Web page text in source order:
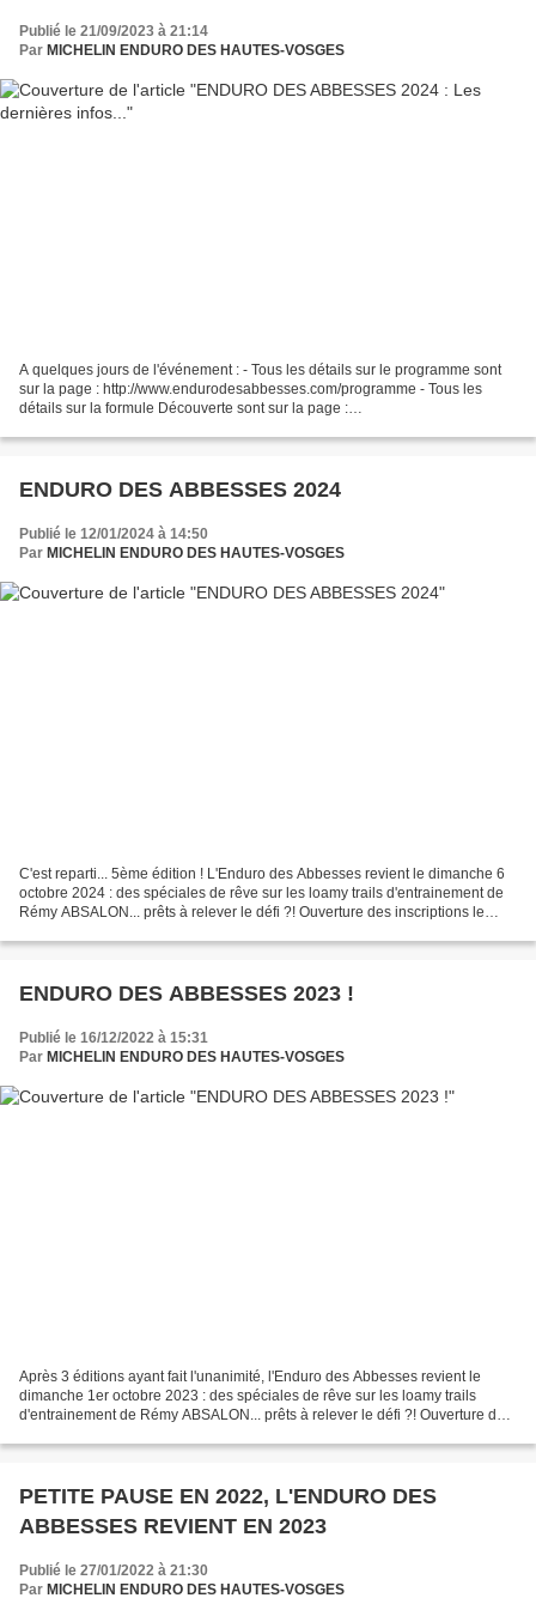
Publié le 21/09/2023 à 21:14
Par MICHELIN ENDURO DES HAUTES-VOSGES
A quelques jours de l'événement : - Tous les détails sur le programme sont
sur la page : http://www.endurodesabbesses.com/programme - Tous les
détails sur la formule Découverte sont sur la page :
ENDURO DES ABBESSES 2024
Publié le 12/01/2024 à 14:50
Par MICHELIN ENDURO DES HAUTES-VOSGES
C'est reparti... 5ème édition ! L'Enduro des Abbesses revient le dimanche 6
octobre 2024 : des spéciales de rêve sur les loamy trails d'entrainement de
Rémy ABSALON... prêts à relever le défi ?! Ouverture des inscriptions le
ENDURO DES ABBESSES 2023 !
Publié le 16/12/2022 à 15:31
Par MICHELIN ENDURO DES HAUTES-VOSGES
Après 3 éditions ayant fait l'unanimité, l'Enduro des Abbesses revient le
dimanche 1er octobre 2023 : des spéciales de rêve sur les loamy trails
d'entrainement de Rémy ABSALON... prêts à relever le défi ?! Ouverture des
PETITE PAUSE EN 2022, L'ENDURO DES
ABBESSES REVIENT EN 2023
Publié le 27/01/2022 à 21:30
Par MICHELIN ENDURO DES HAUTES-VOSGES